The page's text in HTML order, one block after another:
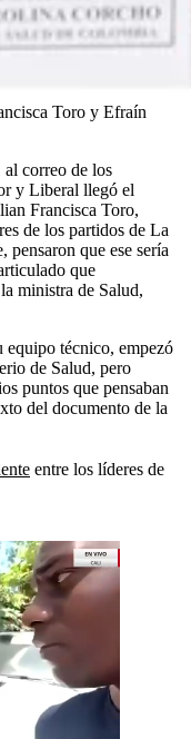
Toro y Efraín
al correo de los
y Liberal llegó el
Francisca Toro,
de los partidos de La
que ese sería
que
ministra de Salud,
técnico, empezó
de Salud, pero
puntos que pensaban
del documento de la
entre los líderes de